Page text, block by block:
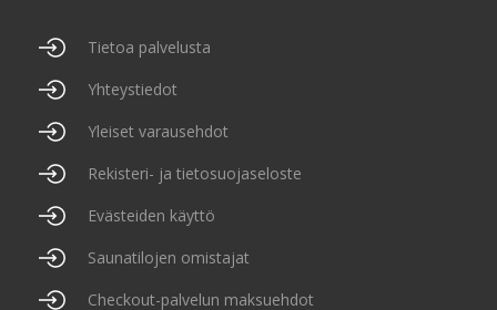
Tietoa palvelusta
Yhteystiedot
Yleiset varausehdot
Rekisteri- ja tietosuojaseloste
Evästeiden käyttö
Saunatilojen omistajat
Checkout-palvelun maksuehdot